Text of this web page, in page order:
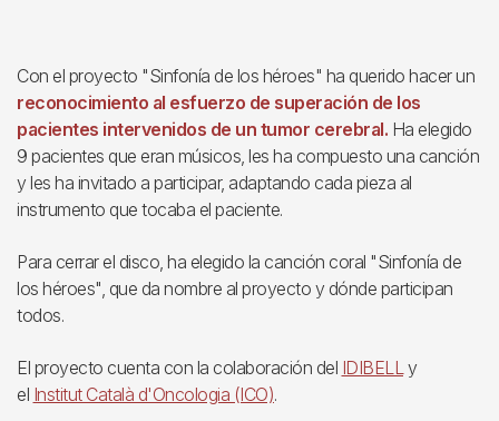
Con el proyecto "Sinfonía de los héroes" ha querido hacer un
reconocimiento al esfuerzo de superación de los
pacientes intervenidos de un tumor cerebral. Ha elegido
9 pacientes que eran músicos, les ha compuesto una canción
y les ha invitado a participar, adaptando cada pieza al
instrumento que tocaba el paciente.
Para cerrar el disco, ha elegido la canción coral "Sinfonía de
los héroes", que da nombre al proyecto y dónde participan
todos.
El proyecto cuenta con la colaboración del IDIBELL y
el Institut Català d'Oncologia (ICO).